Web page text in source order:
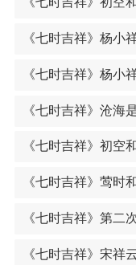
《七时吉祥》杨小
《七时吉祥》杨小
《七时吉祥》沧海
《七时吉祥》初空
《七时吉祥》莺时
《七时吉祥》第二
《七时吉祥》宋祥